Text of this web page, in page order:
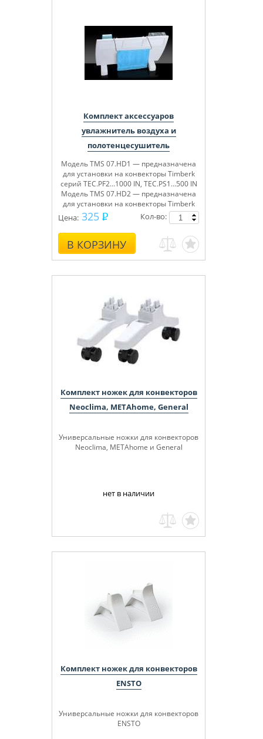
Комплект аксессуаров
увлажнитель воздуха и
полотенцесушитель
Модель TMS 07.HD1 — предназначена
для установки на конвекторы Timberk
серий TEC.PF2…1000 IN, TEC.PS1…500 IN
Модель TMS 07.HD2 — предназначена
для установки на конвекторы Timberk
серий TEC.PF2…1500 IN, TEC.PS1…1000 IN
Модель TMS 07.HD3 — предназначена
для установки на конвекторы Timberk
серий TEC.PF2…2000 IN, TEC.PS1…1500
IN, TEC.PS1…2000 IN, TEC.PS1…2500 IN
Цена: 325
В КОРЗИНУ
Кол-во:
Комплект ножек для конвекторов
Neoclima, METAhome, General
Универсальные ножки для конвекторов
Neoclima, METAhome и General
нет в наличии
Комплект ножек для конвекторов
ENSTO
Универсальные ножки для конвекторов
ENSTO